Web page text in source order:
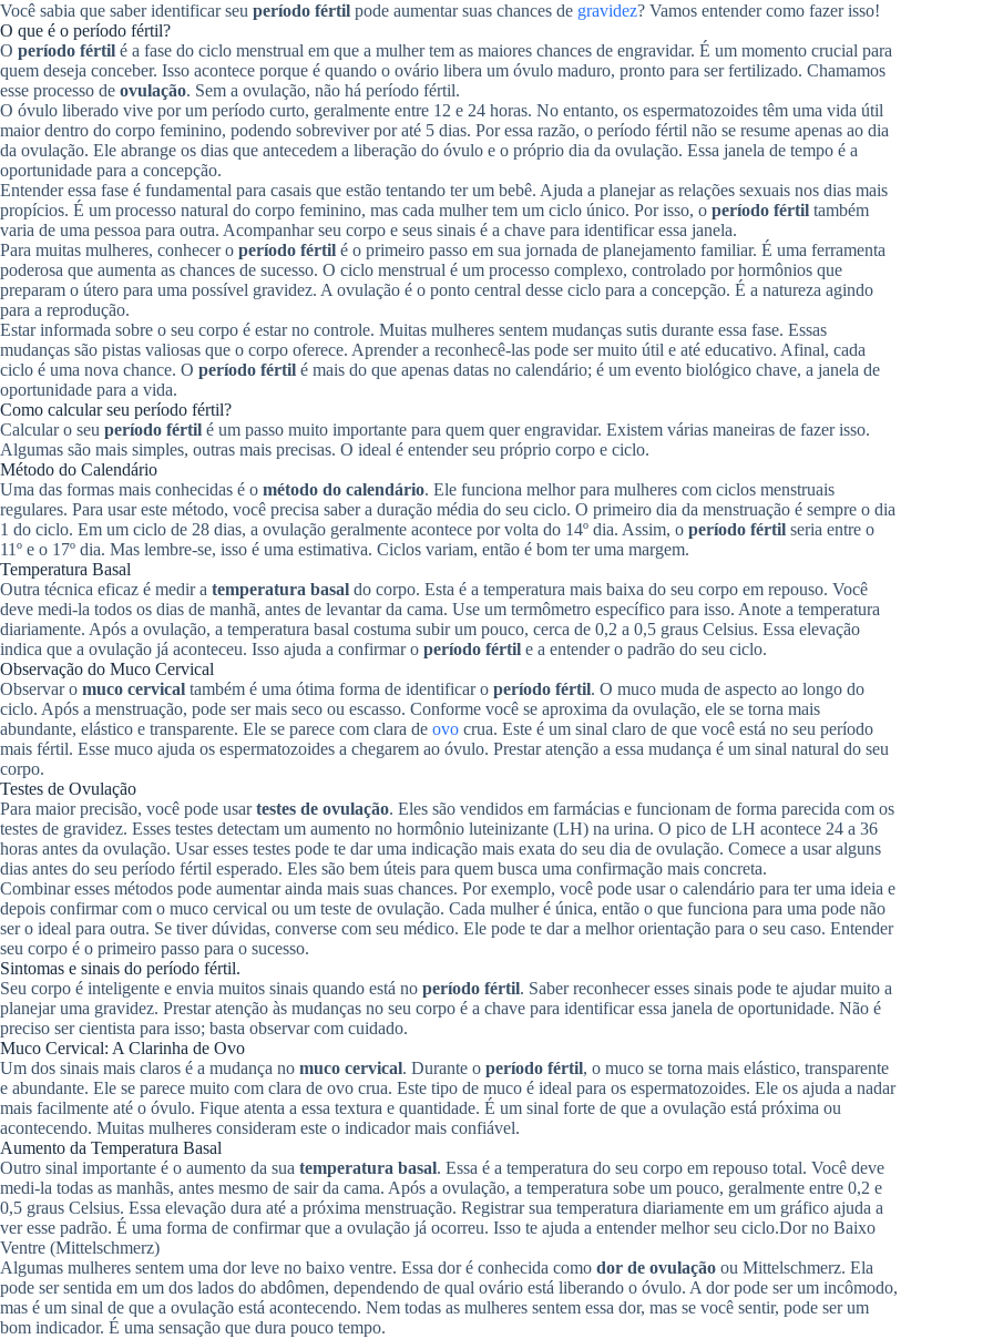
Você sabia que saber identificar seu período fértil pode aumentar suas chances de gravidez? Vamos entender como fazer isso!
O que é o período fértil?
O período fértil é a fase do ciclo menstrual em que a mulher tem as maiores chances de engravidar. É um momento crucial para
quem deseja conceber. Isso acontece porque é quando o ovário libera um óvulo maduro, pronto para ser fertilizado. Chamamos
esse processo de ovulação. Sem a ovulação, não há período fértil.
O óvulo liberado vive por um período curto, geralmente entre 12 e 24 horas. No entanto, os espermatozoides têm uma vida útil
maior dentro do corpo feminino, podendo sobreviver por até 5 dias. Por essa razão, o período fértil não se resume apenas ao dia
da ovulação. Ele abrange os dias que antecedem a liberação do óvulo e o próprio dia da ovulação. Essa janela de tempo é a
oportunidade para a concepção.
Entender essa fase é fundamental para casais que estão tentando ter um bebê. Ajuda a planejar as relações sexuais nos dias mais
propícios. É um processo natural do corpo feminino, mas cada mulher tem um ciclo único. Por isso, o período fértil também
varia de uma pessoa para outra. Acompanhar seu corpo e seus sinais é a chave para identificar essa janela.
Para muitas mulheres, conhecer o período fértil é o primeiro passo em sua jornada de planejamento familiar. É uma ferramenta
poderosa que aumenta as chances de sucesso. O ciclo menstrual é um processo complexo, controlado por hormônios que
preparam o útero para uma possível gravidez. A ovulação é o ponto central desse ciclo para a concepção. É a natureza agindo
para a reprodução.
Estar informada sobre o seu corpo é estar no controle. Muitas mulheres sentem mudanças sutis durante essa fase. Essas
mudanças são pistas valiosas que o corpo oferece. Aprender a reconhecê-las pode ser muito útil e até educativo. Afinal, cada
ciclo é uma nova chance. O período fértil é mais do que apenas datas no calendário; é um evento biológico chave, a janela de
oportunidade para a vida.
Como calcular seu período fértil?
Calcular o seu período fértil é um passo muito importante para quem quer engravidar. Existem várias maneiras de fazer isso.
Algumas são mais simples, outras mais precisas. O ideal é entender seu próprio corpo e ciclo.
Método do Calendário
Uma das formas mais conhecidas é o método do calendário. Ele funciona melhor para mulheres com ciclos menstruais
regulares. Para usar este método, você precisa saber a duração média do seu ciclo. O primeiro dia da menstruação é sempre o dia
1 do ciclo. Em um ciclo de 28 dias, a ovulação geralmente acontece por volta do 14º dia. Assim, o período fértil seria entre o
11º e o 17º dia. Mas lembre-se, isso é uma estimativa. Ciclos variam, então é bom ter uma margem.
Temperatura Basal
Outra técnica eficaz é medir a temperatura basal do corpo. Esta é a temperatura mais baixa do seu corpo em repouso. Você
deve medi-la todos os dias de manhã, antes de levantar da cama. Use um termômetro específico para isso. Anote a temperatura
diariamente. Após a ovulação, a temperatura basal costuma subir um pouco, cerca de 0,2 a 0,5 graus Celsius. Essa elevação
indica que a ovulação já aconteceu. Isso ajuda a confirmar o período fértil e a entender o padrão do seu ciclo.
Observação do Muco Cervical
Observar o muco cervical também é uma ótima forma de identificar o período fértil. O muco muda de aspecto ao longo do
ciclo. Após a menstruação, pode ser mais seco ou escasso. Conforme você se aproxima da ovulação, ele se torna mais
abundante, elástico e transparente. Ele se parece com clara de ovo crua. Este é um sinal claro de que você está no seu período
mais fértil. Esse muco ajuda os espermatozoides a chegarem ao óvulo. Prestar atenção a essa mudança é um sinal natural do seu
corpo.
Testes de Ovulação
Para maior precisão, você pode usartestes de ovulação. Eles são vendidos em farmácias e funcionam de forma parecida com os
testes de gravidez. Esses testes detectam um aumento no hormônio luteinizante (LH) na urina. O pico de LH acontece 24 a 36
horas antes da ovulação. Usar esses testes pode te dar uma indicação mais exata do seu dia de ovulação. Comece a usar alguns
dias antes do seu período fértil esperado. Eles são bem úteis para quem busca uma confirmação mais concreta.
Combinar esses métodos pode aumentar ainda mais suas chances. Por exemplo, você pode usar o calendário para ter uma ideia e
depois confirmar com o muco cervical ou um teste de ovulação. Cada mulher é única, então o que funciona para uma pode não
ser o ideal para outra. Se tiver dúvidas, converse com seu médico. Ele pode te dar a melhor orientação para o seu caso. Entender
seu corpo é o primeiro passo para o sucesso.
Sintomas e sinais do período fértil.
Seu corpo é inteligente e envia muitos sinais quando está no período fértil. Saber reconhecer esses sinais pode te ajudar muito a
planejar uma gravidez. Prestar atenção às mudanças no seu corpo é a chave para identificar essa janela de oportunidade. Não é
preciso ser cientista para isso; basta observar com cuidado.
Muco Cervical: A Clarinha de Ovo
Um dos sinais mais claros é a mudança no muco cervical. Durante o período fértil, o muco se torna mais elástico, transparente
e abundante. Ele se parece muito com clara de ovo crua. Este tipo de muco é ideal para os espermatozoides. Ele os ajuda a nadar
mais facilmente até o óvulo. Fique atenta a essa textura e quantidade. É um sinal forte de que a ovulação está próxima ou
acontecendo. Muitas mulheres consideram este o indicador mais confiável.
Aumento da Temperatura Basal
Outro sinal importante é o aumento da sua temperatura basal. Essa é a temperatura do seu corpo em repouso total. Você deve
medi-la todas as manhãs, antes mesmo de sair da cama. Após a ovulação, a temperatura sobe um pouco, geralmente entre 0,2 e
0,5 graus Celsius. Essa elevação dura até a próxima menstruação. Registrar sua temperatura diariamente em um gráfico ajuda a
ver esse padrão. É uma forma de confirmar que a ovulação já ocorreu. Isso te ajuda a entender melhor seu ciclo.Dor no Baixo
Ventre (Mittelschmerz)
Algumas mulheres sentem uma dor leve no baixo ventre. Essa dor é conhecida como dor de ovulação ou Mittelschmerz. Ela
pode ser sentida em um dos lados do abdômen, dependendo de qual ovário está liberando o óvulo. A dor pode ser um incômodo,
mas é um sinal de que a ovulação está acontecendo. Nem todas as mulheres sentem essa dor, mas se você sentir, pode ser um
bom indicador. É uma sensação que dura pouco tempo.